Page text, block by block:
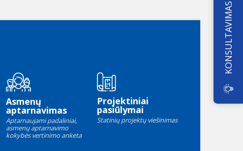
Asmenų
aptarnavimas
Aptarnaujami padaliniai,
asmenų aptarnavimo
kokybės vertinimo anketa
Projektiniai
pasiūlymai
Statinių projektų viešinimas
KONSULTAVIMAS